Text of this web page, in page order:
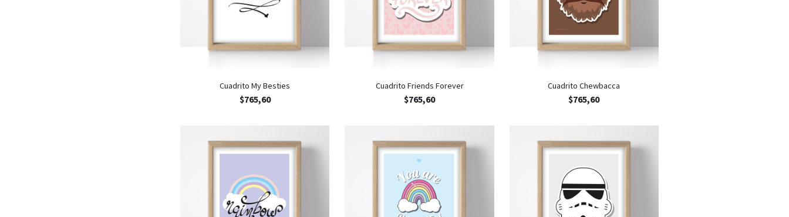
Cuadrito My Besties
$765,60
Cuadrito Friends Forever
$765,60
Cuadrito Chewbacca
$765,60